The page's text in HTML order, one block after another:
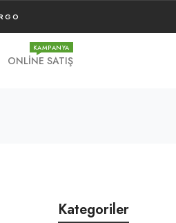
ONLINE SATIŞ
KAMPANYA
Kategoriler